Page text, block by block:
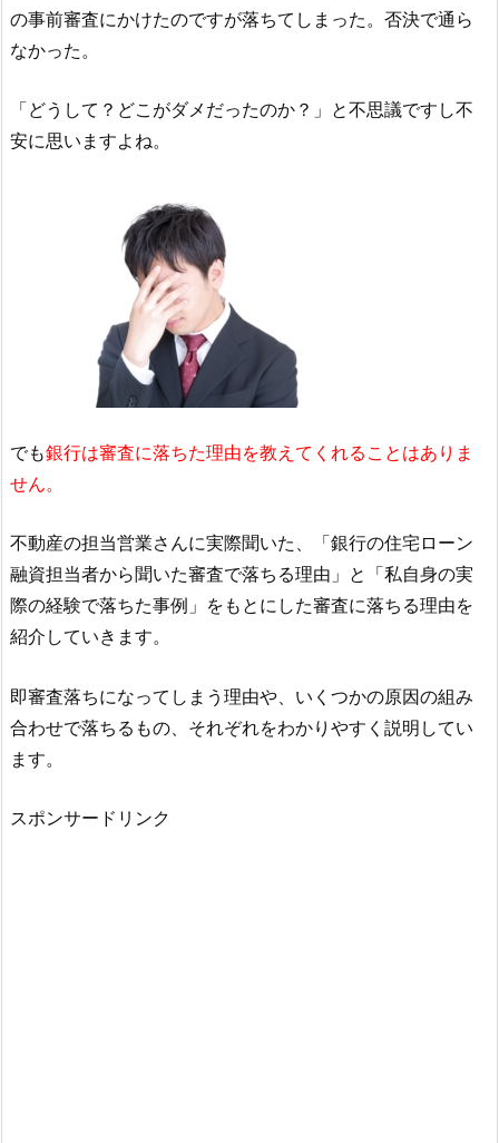
の事前審査にかけたのですが落ちてしまった。否決で通ら
なかった。
「どうして？どこがダメだったのか？」と不思議ですし不
安に思いますよね。
でも銀行は審査に落ちた理由を教えてくれることはありま
せん。
不動産の担当営業さんに実際聞いた、「銀行の住宅ローン
融資担当者から聞いた審査で落ちる理由」と「私自身の実
際の経験で落ちた事例」をもとにした審査に落ちる理由を
紹介していきます。
即審査落ちになってしまう理由や、いくつかの原因の組み
合わせで落ちるもの、それぞれをわかりやすく説明してい
ます。
スポンサードリンク